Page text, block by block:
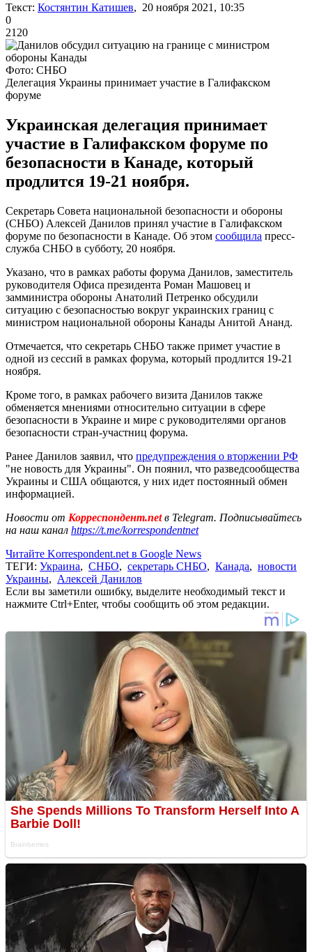
Текст: Костянтин Катишев, 20 ноября 2021, 10:35
0
2120
Фото: СНБО
Делегация Украины принимает участие в Галифакском
форуме
Украинская делегация принимает
участие в Галифакском форуме по
безопасности в Канаде, который
продлится 19-21 ноября.
Секретарь Совета национальной безопасности и обороны
(СНБО) Алексей Данилов принял участие в Галифакском
форуме по безопасности в Канаде. Об этом сообщила пресс-
служба СНБО в субботу, 20 ноября.
Указано, что в рамках работы форума Данилов, заместитель
руководителя Офиса президента Роман Машовец и
замминистра обороны Анатолий Петренко обсудили
ситуацию с безопасностью вокруг украинских границ с
министром национальной обороны Канады Анитой Ананд.
Отмечается, что секретарь СНБО также примет участие в
одной из сессий в рамках форума, который продлится 19-21
ноября.
Кроме того, в рамках рабочего визита Данилов также
обменяется мнениями относительно ситуации в сфере
безопасности в Украине и мире с руководителями органов
безопасности стран-участниц форума.
Ранее Данилов заявил, что предупреждения о вторжении РФ
"не новость для Украины". Он поянил, что разведсообщества
Украины и США общаются, у них идет постоянный обмен
информацией.
Новости от Корреспондент.netв Telegram. Подписывайтесь
на наш канал https://t.me/korrespondentnet
Читайте Korrespondent.net в Google News
ТЕГИ: Украина, СНБО, секретарь СНБО, Канада, новости
Украины, Алексей Данилов
Если вы заметили ошибку, выделите необходимый текст и
нажмите Ctrl+Enter, чтобы сообщить об этом редакции.